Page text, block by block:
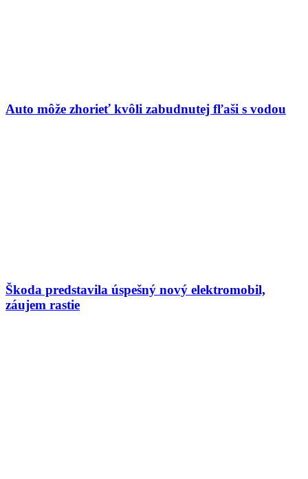
Auto môže zhorieť kvôli zabudnutej fľaši s vodou
Škoda predstavila úspešný nový elektromobil,
záujem rastie